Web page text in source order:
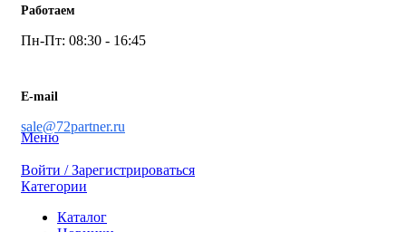
Работаем
Пн-Пт: 08:30 - 16:45
E-mail
sale@72partner.ru
Меню
Войти / Зарегистрироваться
Категории
Каталог